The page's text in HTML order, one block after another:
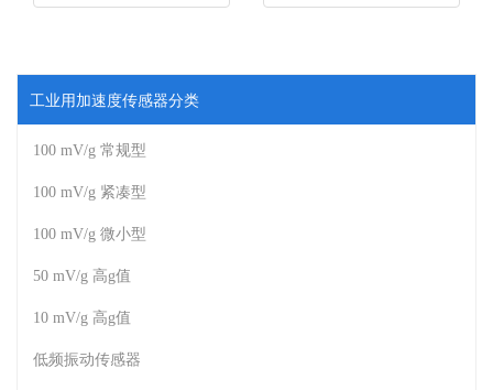
工业用加速度传感器分类
100 mV/g 常规型
100 mV/g 紧凑型
100 mV/g 微小型
50 mV/g 高g值
10 mV/g 高g值
低频振动传感器